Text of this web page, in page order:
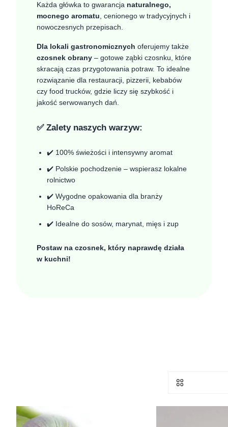
Każda główka to gwarancja naturalnego,
mocnego aromatu , cenionego w tradycyjnych i
nowoczesnych przepisach.
Dla lokali gastronomicznych oferujemy także
czosnek obrany – gotowe ząbki czosnku, które
skracają czas przygotowania potraw. To idealne
rozwiązanie dla restauracji, pizzerii, kebabów
czy food trucków, gdzie liczy się szybkość i
jakość serwowanych dań.
✅ Zalety naszych warzyw:
✔️ 100% świeżości i intensywny aromat
✔️ Polskie pochodzenie – wspierasz lokalne
rolnictwo
✔️ Wygodne opakowania dla branży
HoReCa
✔️ Idealne do sosów, marynat, mięs i zup
Postaw na czosnek, który naprawdę działa
w kuchni!